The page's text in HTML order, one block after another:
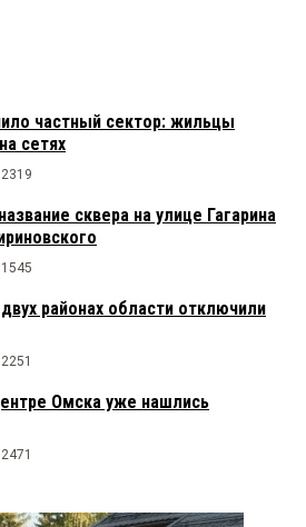
частный сектор: жильцы
сетях
2319
сквера на улице Гагарина
1545
районах области отключили
2251
Омска уже нашлись
2471